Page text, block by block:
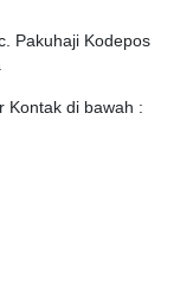
Pakuhaji Kodepos
Kontak di bawah :